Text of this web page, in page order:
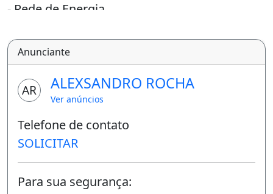
- Rede de Energia
- Avenidas asfaltadas
- Playground
- Campo de futebol Agende uma visita e tira
suas dúvidas com um de nossos corretores
de plantão.
Loteamento Boa Vista.
More bem!
Anunciante
AR ALEXSANDRO ROCHA
Ver anúncios
Telefone de contato
SOLICITAR
Para sua segurança: